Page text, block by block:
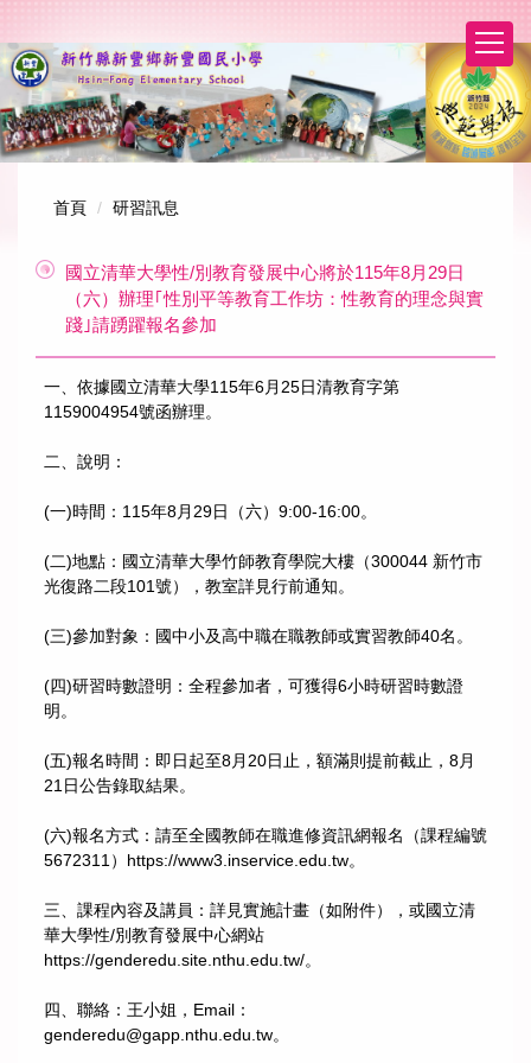
到
主
要
內
容
區
首頁 研習訊息
國立清華大學性/別教育發展中心將於115年8月29日
（六）辦理｢性別平等教育工作坊：性教育的理念與實
踐｣請踴躍報名參加
一、依據國立清華大學115年6月25日清教育字第
1159004954號函辦理。
二、說明：
(一)時間：115年8月29日（六）9:00-16:00。
(二)地點：國立清華大學竹師教育學院大樓（300044 新竹市
光復路二段101號），教室詳見行前通知。
(三)參加對象：國中小及高中職在職教師或實習教師40名。
(四)研習時數證明：全程參加者，可獲得6小時研習時數證
明。
(五)報名時間：即日起至8月20日止，額滿則提前截止，8月
21日公告錄取結果。
(六)報名方式：請至全國教師在職進修資訊網報名（課程編號
5672311）https://www3.inservice.edu.tw。
三、課程內容及講員：詳見實施計畫（如附件），或國立清
華大學性/別教育發展中心網站
https://genderedu.site.nthu.edu.tw/。
四、聯絡：王小姐，Email：
genderedu@gapp.nthu.edu.tw。